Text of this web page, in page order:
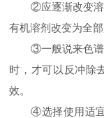
②应逐渐改变溶剂
有机溶剂改变为全
③一般说来色谱
时，才可以反冲除
效。
④选择使用适宜